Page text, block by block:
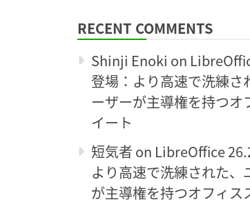
RECENT COMMENTS
Shinji Enoki on
登場：より高速で洗練さ
ーザーが主導権を持つオ
イート
短気者 on LibreOffice
より高速で洗練された、
が主導権を持つオフィス